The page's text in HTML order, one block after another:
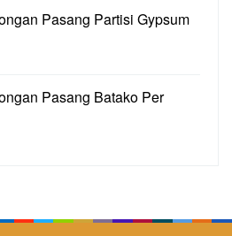
Pasang Partisi Gypsum
Pasang Batako Per